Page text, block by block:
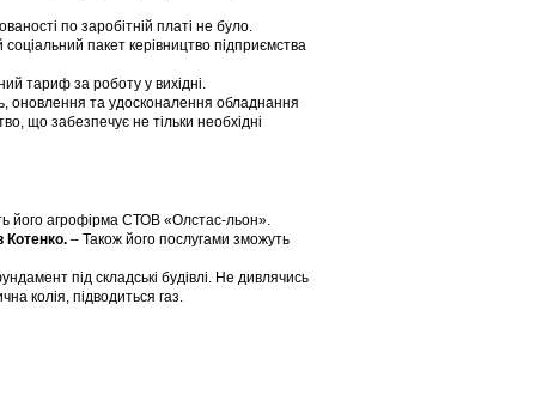
по заробітній платі не було.
пакет керівництво підприємства
тариф за роботу у вихідні.
оновлення та удосконалення обладнання
що забезпечує не тільки необхідні
його агрофірма СТОВ «Олстас-льон».
Котенко. – Також його послугами зможуть
під складські будівлі. Не дивлячись
колія, підводиться газ.